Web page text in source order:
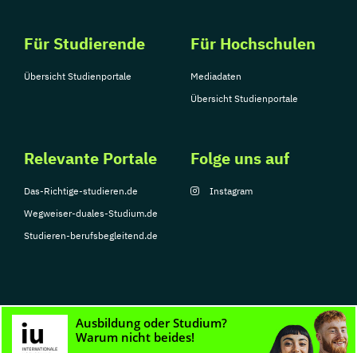
Für Studierende
Übersicht Studienportale
Für Hochschulen
Mediadaten
Übersicht Studienportale
Relevante Portale
Das-Richtige-studieren.de
Wegweiser-duales-Studium.de
Studieren-berufsbegleitend.de
Folge uns auf
Instagram
© Copyright 2026, TarGroup Media GmbH